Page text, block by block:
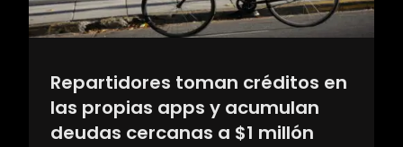
Repartidores toman créditos en
las propias apps y acumulan
deudas cercanas a $1 millón